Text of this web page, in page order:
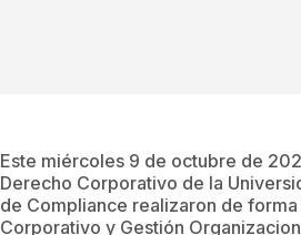
Este miércoles 9 de octubre de
Derecho Corporativo de la
de Compliance realizaron de
Corporativo y Gestión